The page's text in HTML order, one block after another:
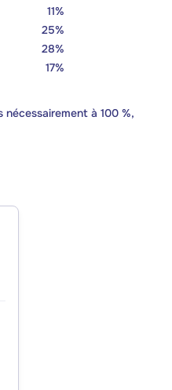
11%
25%
28%
17%
à 100 %,